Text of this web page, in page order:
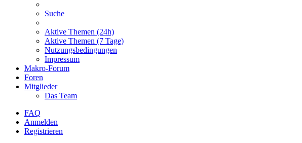
Suche
Aktive Themen (24h)
Aktive Themen (7 Tage)
Nutzungsbedingungen
Impressum
Makro-Forum
Foren
Mitglieder
Das Team
FAQ
Anmelden
Registrieren